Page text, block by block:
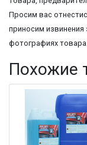
Просим вас
приносим
фотографиях товара.
Похожие